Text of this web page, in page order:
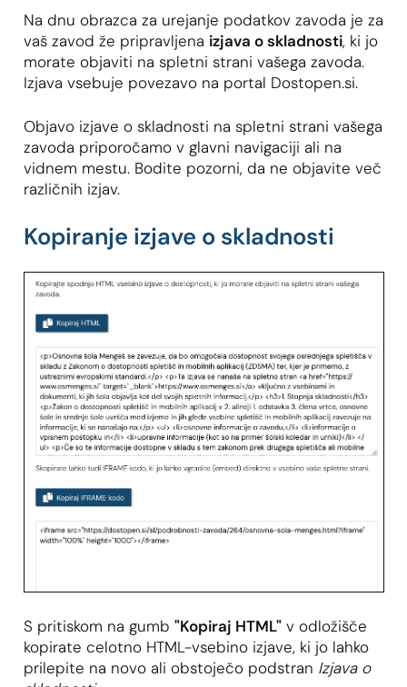
Na dnu obrazca za urejanje podatkov zavoda je za
vaš zavod že pripravljena izjava o skladnosti, ki jo
morate objaviti na spletni strani vašega zavoda.
Izjava vsebuje povezavo na portal Dostopen.si.
Objavo izjave o skladnosti na spletni strani vašega
zavoda priporočamo v glavni navigaciji ali na
vidnem mestu. Bodite pozorni, da ne objavite več
različnih izjav.
Kopiranje izjave o skladnosti
S pritiskom na gumb "Kopiraj HTML"v odložišče
kopirate celotno HTML-vsebino izjave, ki jo lahko
prilepite na novo ali obstoječo podstran Izjava o